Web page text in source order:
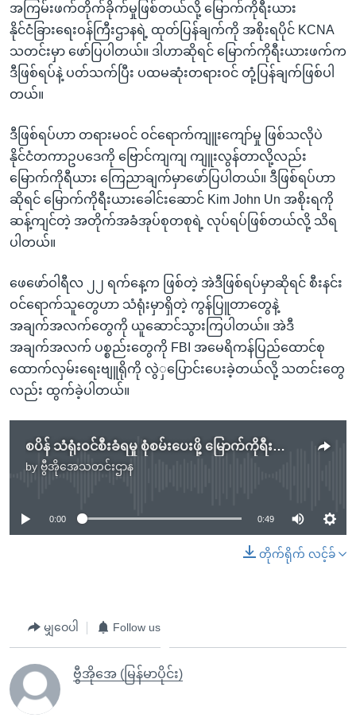
နေရာ
သို့
ကျော်
ရန်
အကြမ်းဖက်တိုက်ခိုက်မှုဖြစ်တယ်လို့ မြောက်ကိုရီးယား
နိုင်ငံခြားရေးဝန်ကြီးဌာနရဲ့ ထုတ်ပြန်ချက်ကို အစိုးရပိုင် KCNA
သတင်းမှာ ဖော်ပြပါတယ်။ ဒါဟာဆိုရင် မြောက်ကိုရီးယားဖက်က
ဒီဖြစ်ရပ်နဲ့ ပတ်သက်ပြီး ပထမဆုံးတရားဝင် တုံ့ပြန်ချက်ဖြစ်ပါ
တယ်။
ဒီဖြစ်ရပ်ဟာ တရားမဝင် ဝင်ရောက်ကျူးကျော်မှု ဖြစ်သလိုပဲ
နိုင်ငံတကာဥပဒေကို ဗြောင်ကျကျ ကျူးလွန်တာလို့လည်း
မြောက်ကိုရီယား ကြေညာချက်မှာဖော်ပြပါတယ်။ ဒီဖြစ်ရပ်ဟာ
ဆိုရင် မြောက်ကိုရီးယားခေါင်းဆောင် Kim John Un အစိုးရကို
ဆန့်ကျင်တဲ့ အတိုက်အခံအုပ်စုတစုရဲ့ လုပ်ရပ်ဖြစ်တယ်လို့ သိရ
ပါတယ်။
ဖေဖော်ဝါရီလ ၂၂ ရက်နေ့က ဖြစ်တဲ့ အဲဒီဖြစ်ရပ်မှာဆိုရင် စီးနင်း
ဝင်ရောက်သူတွေဟာ သံရုံးမှာရှိတဲ့ ကွန်ပြူတာတွေနဲ့
အချက်အလက်တွေကို ယူဆောင်သွားကြပါတယ်။ အဲဒီ
အချက်အလက် ပစ္စည်းတွေကို FBI အမေရိကန်ပြည်ထောင်စု
ထောက်လှမ်းရေးဗျူရိုကို လွဲှပြောင်းပေးခဲ့တယ်လို့ သတင်းတွေ
လည်း ထွက်ခဲ့ပါတယ်။
စပိန် သံရုံးဝင်စီးခံရမှု စုံစမ်းပေးဖို့ မြောက်ကိုရီးယား တောင်းဆို
by ဗွီအိုအေသတင်းဌာန
No media source currently available
0:00 0:49
တိုက်ရိုက် လင့်ခ်
မျှဝေပါ Follow us
ဗွီအိုအေ (မြန်မာပိုင်း)